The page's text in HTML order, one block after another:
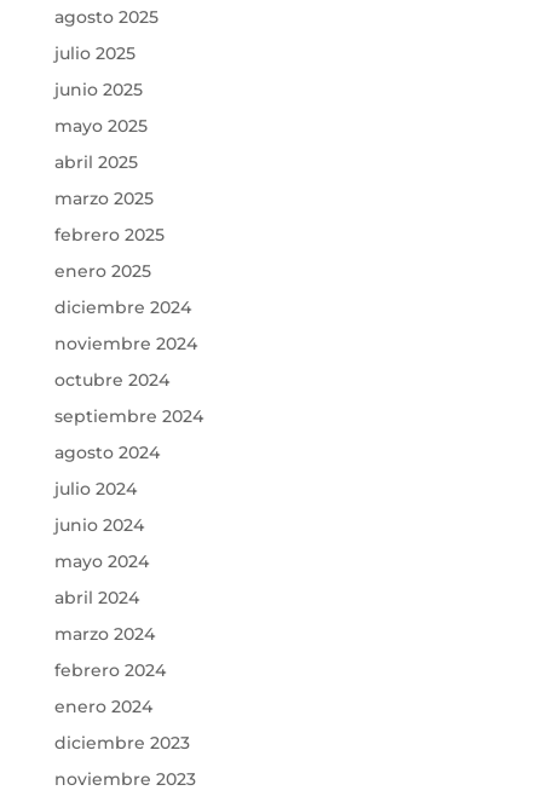
agosto 2025
julio 2025
junio 2025
mayo 2025
abril 2025
marzo 2025
febrero 2025
enero 2025
diciembre 2024
noviembre 2024
octubre 2024
septiembre 2024
agosto 2024
julio 2024
junio 2024
mayo 2024
abril 2024
marzo 2024
febrero 2024
enero 2024
diciembre 2023
noviembre 2023